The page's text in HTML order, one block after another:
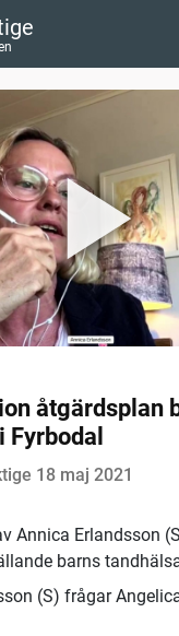
åtgärdsplan
18 maj 2021
Annica Erlandsson
barns
(S) frågar